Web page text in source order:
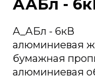
ААБл -
А_АБл - 6кВ
алюминиевая
бумажная
алюминиевая